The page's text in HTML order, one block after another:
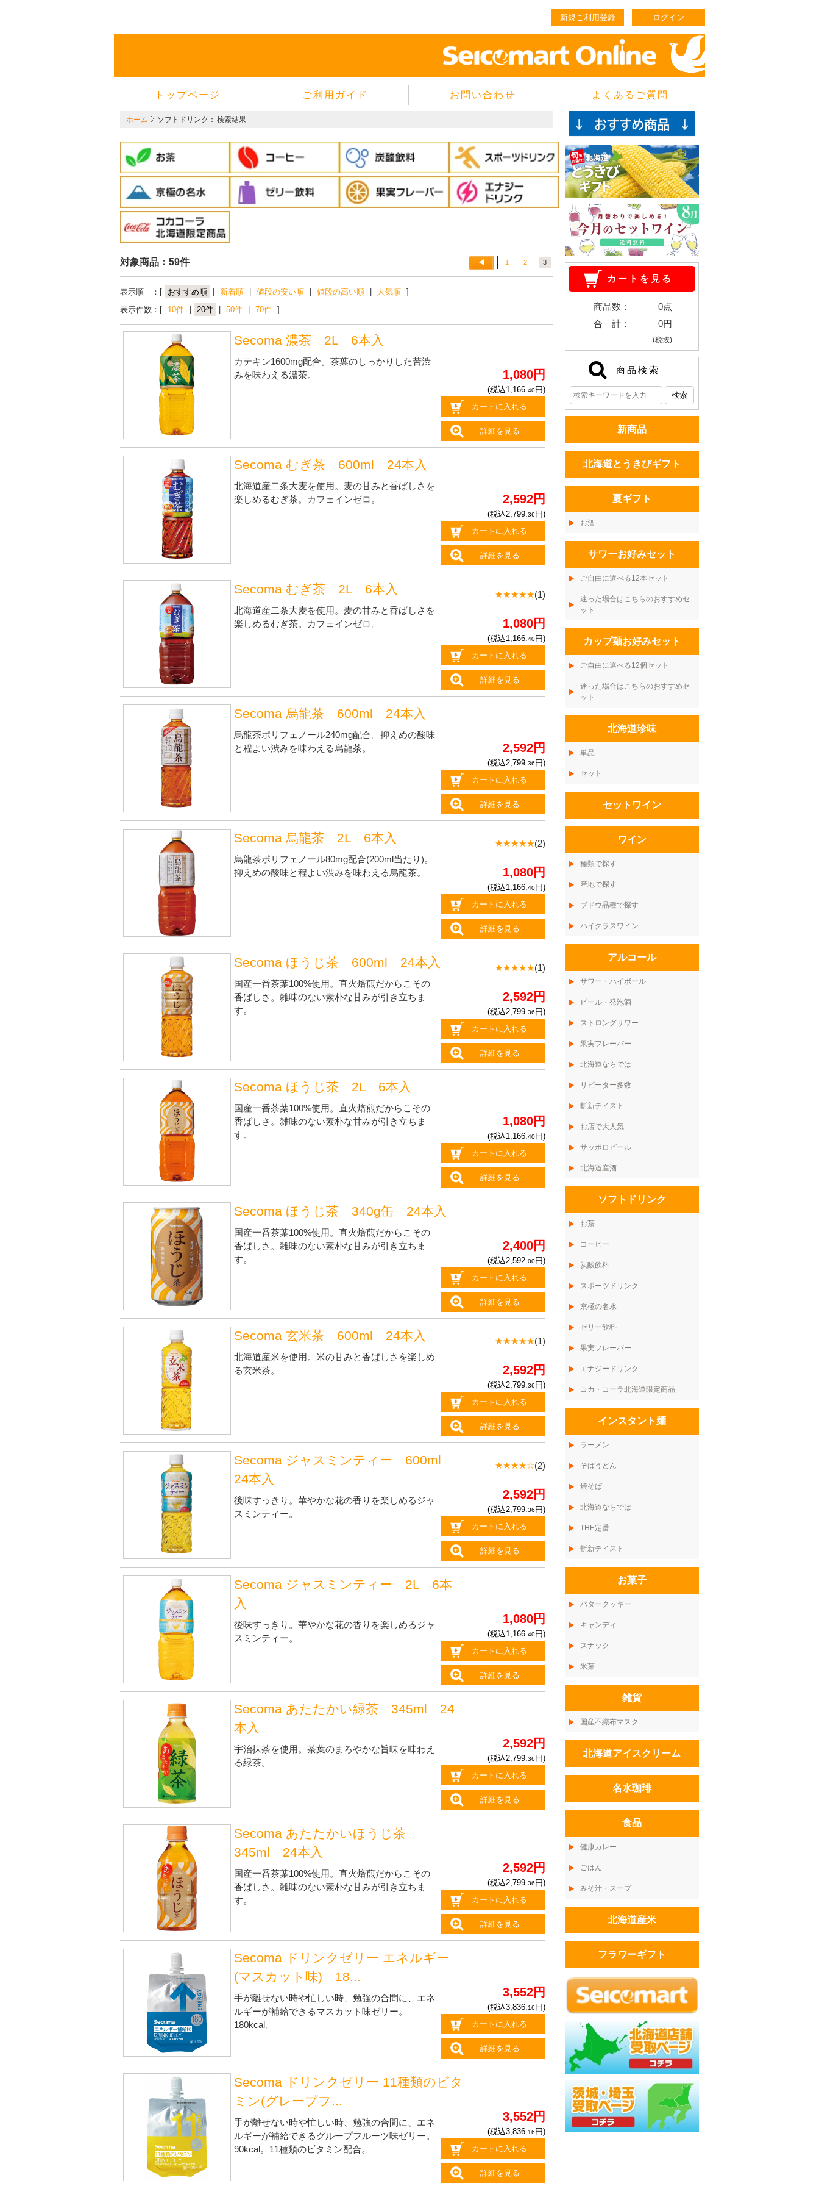
新規ご利用登録 ログイン
トップページ ご利用ガイド
サイトのご利用規約
商品のご注文方法
ご注文の確認・キャンセル
特定商取引法に基づく表示
お問い合わせ よくあるご質問
ホーム ソフトドリンク： 検索結果
対象商品：59件 1 2 3
表示順 ：[ おすすめ順 新着順 値段の安い順 値段の高い順 人気順 ]
表示件数：[
10件 20件 50件 70件 ]
Secoma 濃茶 2L 6本入
カテキン1600mg配合。茶葉のしっかりした苦渋
みを味わえる濃茶。
1,080円
(税込1,166. 40円)
カートに入れる
詳細を見る
Secoma むぎ茶 600ml 24本入
北海道産二条大麦を使用。麦の甘みと香ばしさを
楽しめるむぎ茶。カフェインゼロ。
2,592円
(税込2,799. 36 円)
カートに入れる
詳細を見る
Secoma むぎ茶 2L 6本入
北海道産二条大麦を使用。麦の甘みと香ばしさを
楽しめるむぎ茶。カフェインゼロ。
★★★★★(1)
1,080円
(税込1,166. 40円)
カートに入れる
詳細を見る
Secoma 烏龍茶 600ml 24本入
烏龍茶ポリフェノール240mg配合。抑えめの酸味
と程よい渋みを味わえる烏龍茶。
2,592円
(税込2,799. 36 円)
カートに入れる
詳細を見る
Secoma 烏龍茶 2L 6本入
烏龍茶ポリフェノール80mg配合(200ml当たり)。
抑えめの酸味と程よい渋みを味わえる烏龍茶。
★★★★★(2)
1,080円
(税込1,166. 40円)
カートに入れる
詳細を見る
Secoma ほうじ茶 600ml 24本入
国産一番茶葉100%使用。直火焙煎だからこその
香ばしさ。雑味のない素朴な甘みが引き立ちま
す。
★★★★★(1)
2,592円
(税込2,799. 36 円)
カートに入れる
詳細を見る
Secoma ほうじ茶 2L 6本入
国産一番茶葉100%使用。直火焙煎だからこその
香ばしさ。雑味のない素朴な甘みが引き立ちま
す。
1,080円
(税込1,166. 40円)
カートに入れる
詳細を見る
Secoma ほうじ茶 340g缶 24本入
国産一番茶葉100%使用。直火焙煎だからこその
香ばしさ。雑味のない素朴な甘みが引き立ちま
す。
2,400円
(税込2,592. 00円)
カートに入れる
詳細を見る
Secoma 玄米茶 600ml 24本入
北海道産米を使用。米の甘みと香ばしさを楽しめ
る玄米茶。
★★★★★(1)
2,592円
(税込2,799. 36 円)
カートに入れる
詳細を見る
Secoma ジャスミンティー 600ml
24本入
後味すっきり。華やかな花の香りを楽しめるジャ
スミンティー。
★★★★☆(2)
2,592円
(税込2,799. 36 円)
カートに入れる
詳細を見る
Secoma ジャスミンティー 2L 6本
入
後味すっきり。華やかな花の香りを楽しめるジャ
スミンティー。
1,080円
(税込1,166. 40円)
カートに入れる
詳細を見る
Secoma あたたかい緑茶 345ml 24
本入
宇治抹茶を使用。茶葉のまろやかな旨味を味わえ
る緑茶。
2,592円
(税込2,799. 36 円)
カートに入れる
詳細を見る
Secoma あたたかいほうじ茶
345ml 24本入
国産一番茶葉100%使用。直火焙煎だからこその
香ばしさ。雑味のない素朴な甘みが引き立ちま
す。
2,592円
(税込2,799. 36 円)
カートに入れる
詳細を見る
Secoma ドリンクゼリー エネルギー
(マスカット味) 18...
手が離せない時や忙しい時、勉強の合間に、エネ
ルギーが補給できるマスカット味ゼリー。
180kcal。
3,552円
(税込3,836. 16 円)
カートに入れる
詳細を見る
Secoma ドリンクゼリー 11種類のビタ
ミン(グレープフ...
手が離せない時や忙しい時、勉強の合間に、エネ
ルギーが補給できるグループフルーツ味ゼリー。
90kcal。11種類のビタミン配合。
3,552円
(税込3,836. 16 円)
カートに入れる
詳細を見る
カートを見る
商品数：
0点
合 計：
0円
(税抜)
商品検索
新商品
北海道とうきびギフト
夏ギフト
お酒
サワーお好みセット
ご自由に選べる12本セット
迷った場合はこちらのおすすめセ
ット
カップ麺お好みセット
ご自由に選べる12個セット
迷った場合はこちらのおすすめセ
ット
北海道珍味
単品
セット
セットワイン
ワイン
種類で探す
産地で探す
ブドウ品種で探す
ハイクラスワイン
アルコール
サワー・ハイボール
ビール・発泡酒
ストロングサワー
果実フレーバー
北海道ならでは
リピーター多数
斬新テイスト
お店で大人気
サッポロビール
北海道産酒
ソフトドリンク
お茶
コーヒー
炭酸飲料
スポーツドリンク
京極の名水
ゼリー飲料
果実フレーバー
エナジードリンク
コカ・コーラ北海道限定商品
インスタント麺
ラーメン
そばうどん
焼そば
北海道ならでは
THE定番
斬新テイスト
お菓子
バタークッキー
キャンディ
スナック
米菓
雑貨
国産不織布マスク
北海道アイスクリーム
名水珈琲
食品
健康カレー
ごはん
みそ汁・スープ
北海道産米
フラワーギフト